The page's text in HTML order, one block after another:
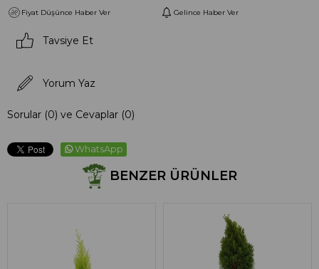
Fiyat Düşünce Haber Ver
Gelince Haber Ver
Tavsiye Et
Yorum Yaz
Sorular (0) ve Cevaplar (0)
WhatsApp
BENZER ÜRÜNLER